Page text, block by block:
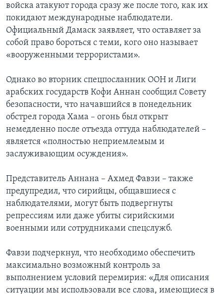
войска атакуют города сразу же после того, как их
покидают международные наблюдатели.
Официальный Дамаск заявляет, что оставляет за
собой право бороться с теми, кого оно называет
«вооруженными террористами».
Однако во вторник спецпосланник ООН и Лиги
арабских государств Кофи Аннан сообщил Совету
безопасности, что начавшийся в понедельник
обстрел города Хама – огонь был открыт
немедленно после отъезда оттуда наблюдателей –
является «полностью неприемлемым и
заслуживающим осуждения».
Представитель Аннана – Ахмед Фавзи – также
предупредил, что сирийцы, общавшиеся с
наблюдателями, могут быть подвергнуты
репрессиям или даже убиты сирийскими
военными или сотрудниками спецслужб.
Фавзи подчеркнул, что необходимо обеспечить
максимально возможный контроль за
выполнением условий перемирия: «Для описания
ситуации мы использовали все слова, имеющиеся в